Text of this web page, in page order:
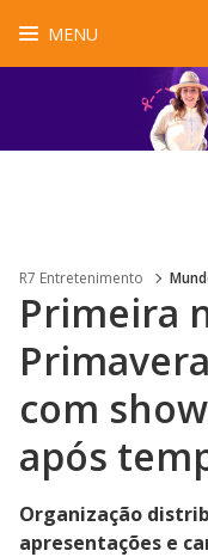
MENU
R7 Entretenimento
Primeira
com
após
Organização
apresentações e